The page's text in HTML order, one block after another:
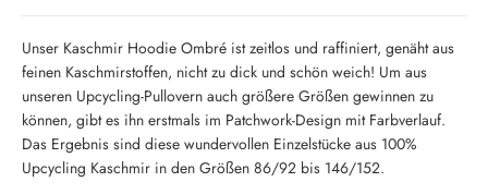
Unser Kaschmir Hoodie Ombré ist zeitlos und raffiniert, genäht aus
feinen Kaschmirstoffen, nicht zu dick und schön weich! Um aus
unseren Upcycling-Pullovern auch größere Größen gewinnen zu
können, gibt es ihn erstmals im Patchwork-Design mit Farbverlauf.
Das Ergebnis sind diese wundervollen Einzelstücke aus 100%
Upcycling Kaschmir in den Größen 86/92 bis 146/152.